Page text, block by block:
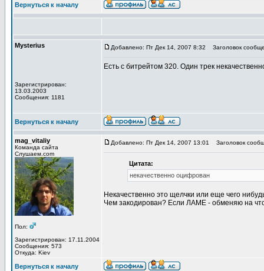
Вернуться к началу
Mysterius
Зарегистрирован:
13.03.2003
Сообщения: 1181
Добавлено: Пт Дек 14, 2007 8:32 Заголовок
Есть с битрейтом 320. Один трек
Вернуться к началу
mag_vitaliy
Команда сайта
Слушаем.com
Пол:
Зарегистрирован: 17.11.2004
Сообщения: 573
Откуда: Kiev
Добавлено: Пт Дек 14, 2007 13:01 Заголовок
Цитата:
некачественно оцифрован
Некачественно это щелчки или еще чего
Чем закодирован? Если ЛАМЕ - обменяю на
Вернуться к началу